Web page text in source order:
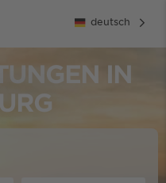
deutsch
IN